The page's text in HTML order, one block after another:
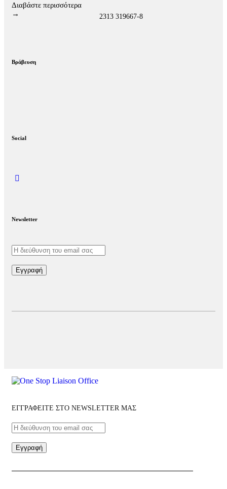
Διαβάστε περισσότερα
→
Βράβευση
2313 319667-8
Social
Newsletter
Εγγραφή
ΕΓΓΡΑΦΕΙΤΕ ΣΤΟ NEWSLETTER ΜΑΣ
Εγγραφή